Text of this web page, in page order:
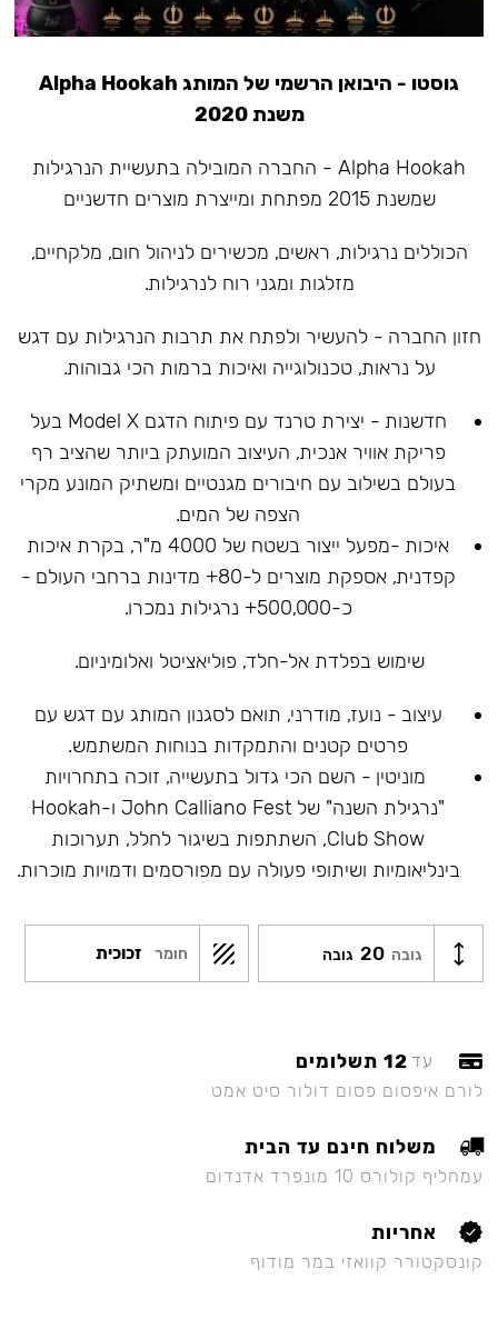
גוסטו - היבואן הרשמי של המותג Alpha Hookah
משנת 2020
Alpha Hookah - החברה המובילה בתעשיית הנרגילות
שמשנת 2015 מפתחת ומייצרת מוצרים חדשניים
הכוללים נרגילות, ראשים, מכשירים לניהול חום, מלקחיים,
מזלגות ומגני רוח לנרגילות.
חזון החברה - להעשיר ולפתח את תרבות הנרגילות עם דגש
על נראות, טכנולוגייה ואיכות ברמות הכי גבוהות.
חדשנות - יצירת טרנד עם פיתוח הדגם Model X בעל
פריקת אוויר אנכית, העיצוב המועתק ביותר שהציב רף
בעולם בשילוב עם חיבורים מגנטיים ומשתיק המונע מקרי
הצפה של המים.
איכות -מפעל ייצור בשטח של 4000 מ"ר, בקרת איכות
קפדנית, אספקת מוצרים ל-80+ מדינות ברחבי העולם -
כ-500,000+ נרגילות נמכרו.
שימוש בפלדת אל-חלד, פוליאציטל ואלומיניום.
עיצוב - נועז, מודרני, תואם לסגנון המותג עם דגש עם
פרטים קטנים והתמקדות בנוחות המשתמש.
מוניטין - השם הכי גדול בתעשייה, זוכה בתחרויות
"נרגילת השנה" של John Calliano Fest ו-Hookah
Club Show, השתתפות בשיגור לחלל, תערוכות
בינליאומיות ושיתופי פעולה עם מפורסמים ודמויות מוכרות.
גובה 20 גובה חומר זכוכית
עד 12 תשלומים
לורם איפסום פסום דולור סיט אמט
משלוח חינם עד הבית
עמחליף קולורס 10 מונפרד אדנדום
אחריות
קונסקטורר קוואזי במר מודוף